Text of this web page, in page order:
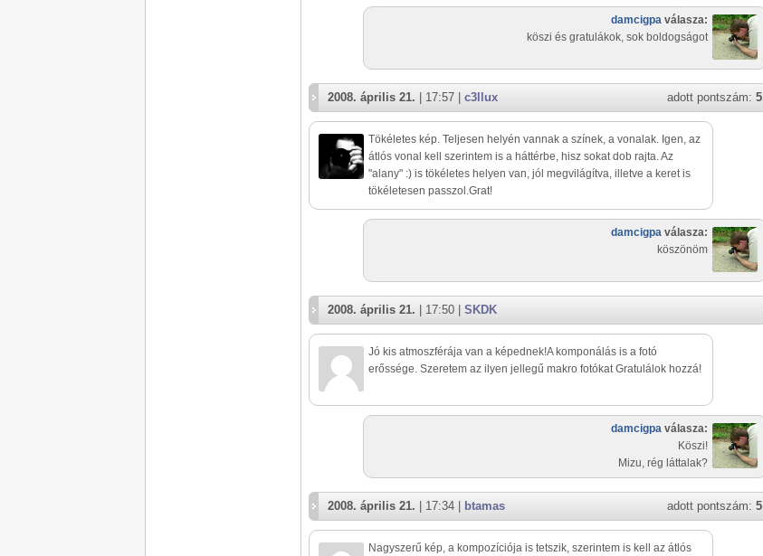
damcigpa válasza:
köszi és gratulákok, sok boldogságot
adott pontszám: 5
2008. április 21. | 17:57 | c3llux
Tökéletes kép. Teljesen helyén vannak a színek, a vonalak. Igen, az
átlós vonal kell szerintem is a háttérbe, hisz sokat dob rajta. Az
"alany" :) is tökéletes helyen van, jól megvilágítva, illetve a keret is
tökéletesen passzol.Grat!
damcigpa válasza:
köszönöm
2008. április 21. | 17:50 | SKDK
Jó kis atmoszférája van a képednek!A komponálás is a fotó
erőssége. Szeretem az ilyen jellegű makro fotókat Gratulálok hozzá!
damcigpa válasza:
Köszi!
Mizu, rég láttalak?
adott pontszám: 5
2008. április 21. | 17:34 | btamas
Nagyszerű kép, a kompozíciója is tetszik, szerintem is kell az átlós